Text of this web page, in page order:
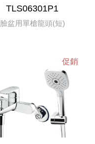
TLS06301P1
臉盆用單槍龍頭(短)